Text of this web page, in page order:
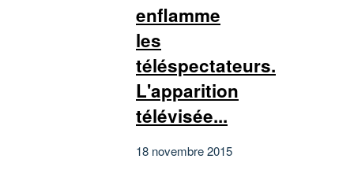
enflamme
les
téléspectateurs.
L'apparition
télévisée...
18 novembre 2015